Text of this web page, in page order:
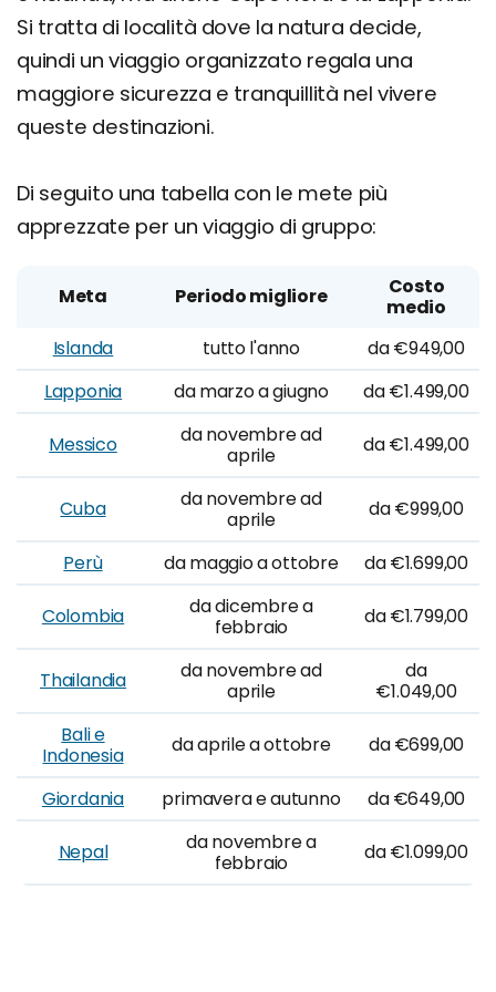
Si tratta di località dove la natura decide,
quindi un viaggio organizzato regala una
maggiore sicurezza e tranquillità nel vivere
queste destinazioni.
Di seguito una tabella con le mete più
apprezzate per un viaggio di gruppo:
Meta Periodo migliore
Costo
medio
Islanda
tutto l'anno
da €949,00
Lapponia
da marzo a giugno da €1.499,00
Messico
da novembre ad
aprile
da €1.499,00
Cuba
da novembre ad
aprile
da €999,00
Perù da maggio a ottobre da €1.699,00
Colombia
da dicembre a
febbraio
da €1.799,00
Thailandia
da novembre ad
aprile
da
€1.049,00
Bali e
Indonesia
da aprile a ottobre da €699,00
Giordania primavera e autunno da €649,00
Nepal
da novembre a
febbraio
da €1.099,00